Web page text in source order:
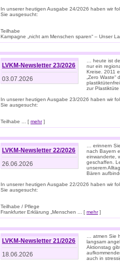
In unserer heutigen Ausgabe 24/2026 haben wir
Sie ausgesucht:
Teilhabe
Kampagne „nicht am Menschen sparen“ – Unser
LVKM-Newsletter 23/2026
03.07.2026
… heute ist
nur ein
Kreise. 2011
„Zero
zur
In unserer heutigen Ausgabe 23/2026 haben wir
Sie ausgesucht:
Teilhabe ... [ mehr]
LVKM-Newsletter 22/2026
26.06.2026
… erinnern
nach Bayern
einwanderte,
geschaffen.
unserem
Bären
In unserer heutigen Ausgabe 22/2026 haben wir
Sie ausgesucht:
Teilhabe / Pflege
Frankfurter Erklärung „Menschen ... [ mehr]
LVKM-Newsletter 21/2026
18.06.2026
… atmen Sie
langsam
Aktionstag
auch in